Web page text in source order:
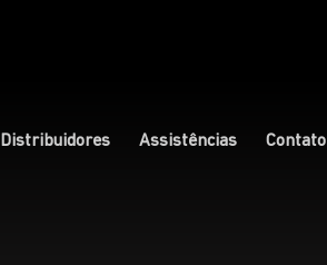
Distribuidores Assistências Contato